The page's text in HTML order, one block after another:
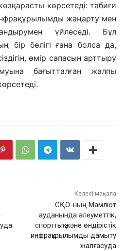
көрсетеді: табиғи
жаңарту мен
үйлеседі. Бұл
бір бөлігі ғана болса да,
өмір сапасын арттыру
бағытталған жалпы
Келесі мақала
СҚО-ның Мамлют
ауданында әлеуметтік,
спорттық және өндірістік
инфрақұрылымды дамыту
жалғасуда